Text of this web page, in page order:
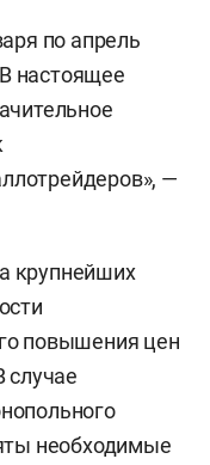
по апрель
настоящее
—
крупнейших
повышения цен
случае
необходимые